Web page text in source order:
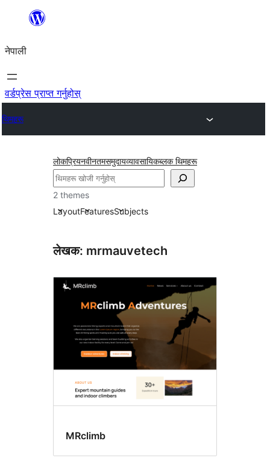
सामग्रीमा
नेपाली
वर्डप्रेस प्राप्त गर्नुहोस्
थिमहरू
लोकप्रियनवीनतमसमुदायव्यावसायिकब्लक थिमहरू
खोज्नुहोस्
2 themes
LayoutFeaturesSubjects
लेखक: mrmauvetech
MRclimb